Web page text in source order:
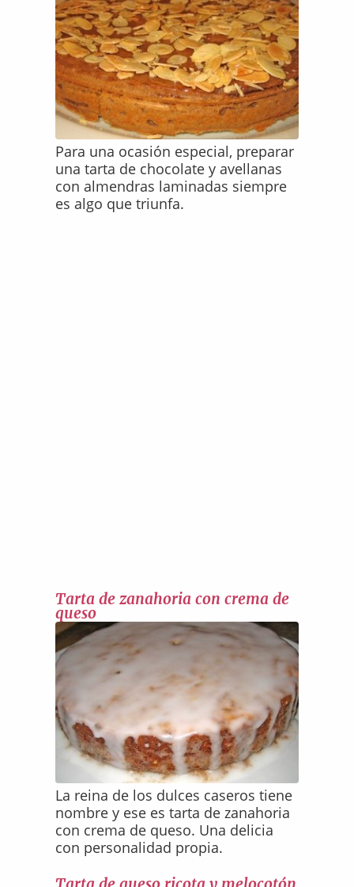
Para una ocasión especial, preparar
una tarta de chocolate y avellanas
con almendras laminadas siempre
es algo que triunfa.
Tarta de zanahoria con crema de
queso
La reina de los dulces caseros tiene
nombre y ese es tarta de zanahoria
con crema de queso. Una delicia
con personalidad propia.